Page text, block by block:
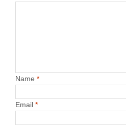
Name *
Email *